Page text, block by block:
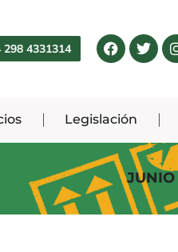
298 4331314
Legislación